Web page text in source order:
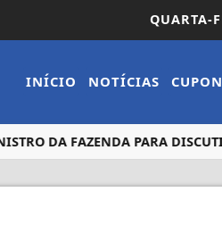
QUARTA-
INÍCIO NOTÍCIAS
DA FAZENDA PARA